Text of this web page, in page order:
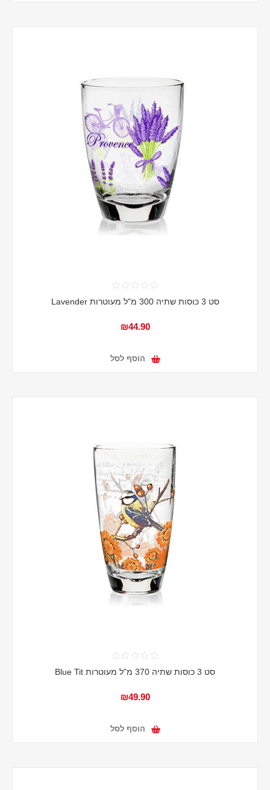
סט 3 כוסות שתיה 300 מ"ל מעוטרות Lavender
₪44.90
הוסף לסל
סט 3 כוסות שתיה 370 מ"ל מעוטרות Blue Tit
₪49.90
הוסף לסל